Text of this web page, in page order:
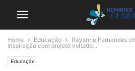
Home Educação
Rayanne Fernandes
Inspiração com projeto voltado...
Educação